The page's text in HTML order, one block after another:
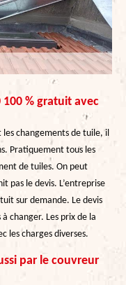
% gratuit avec
changements de tuile, il
Pratiquement tous les
de tuiles. On peut
pas le devis. L’entreprise
sur demande. Le devis
changer. Les prix de la
les charges diverses.
par le couvreur